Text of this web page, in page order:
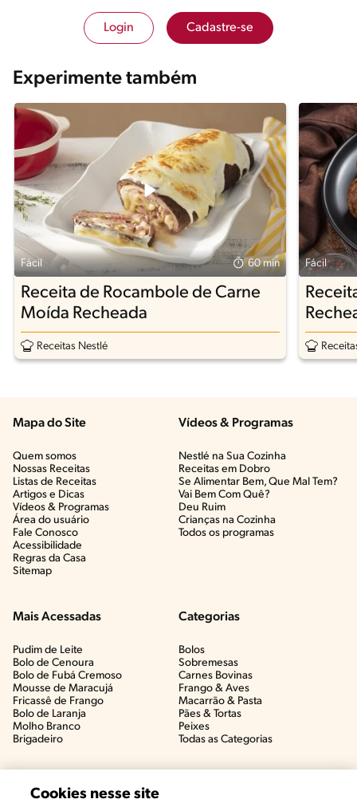
Login Cadastre-se
Experimente também
Fácil 60 min
Receita de Rocambole de Carne
Moída Recheada
Receitas Nestlé
Fácil
Mapa do Site
Quem somos
Nossas Receitas
Listas de Receitas​
Artigos e Dicas​
Vídeos & Programas​
Área do usuário
Fale Conosco
Acessibilidade
Regras da Casa
Sitemap
Vídeos & Programas​
Nestlé na Sua Cozinha
Receitas em Dobro
Se Alimentar Bem, Que Mal Tem?​
Vai Bem Com Quê?​
Deu Ruim​
Crianças na Cozinha​
Todos os programas
Mais Acessadas
Pudim de Leite
Bolo de Cenoura
Bolo de Fubá Cremoso
Mousse de Maracujá
Fricassê de Frango
Bolo de Laranja
Molho Branco
Brigadeiro
Categorias
Bolos
Sobremesas
Carnes Bovinas​
Frango & Aves​
Macarrão & Pasta​
Pães & Tortas​
Peixes
Todas as Categorias
Cookies nesse site